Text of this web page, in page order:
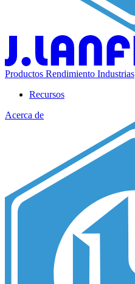
Productos Rendimiento Industrias
Recursos
Acerca de